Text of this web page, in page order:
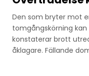
Den som bryter mot
tomgångskörning
konstaterar brott
åklagare. Fällande